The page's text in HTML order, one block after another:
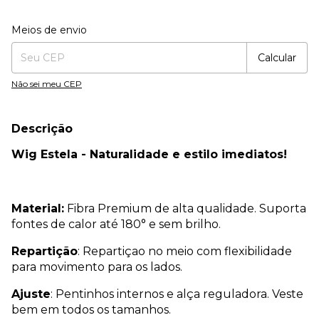
Entregas para o CEP:
Meios de envio
Calcular
Não sei meu CEP
Descrição
Wig Estela - Naturalidade e estilo imediatos!
Material: Fibra Premium de alta qualidade. Suporta
fontes de calor até 180° e sem brilho.
Repartição: Repartiçao no meio com flexibilidade
para movimento para os lados.
Ajuste: Pentinhos internos e alça reguladora. Veste
bem em todos os tamanhos.